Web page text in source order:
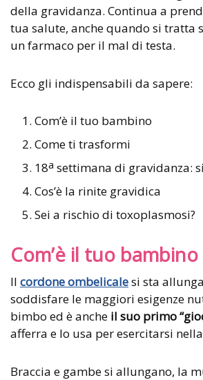
della gravidanza. Continua a
tua salute, anche quando si tratta
un farmaco per il mal di testa.
Ecco gli indispensabili da sapere:
Com’è il tuo bambino
Come ti trasformi
18a settimana di gravidanza:
Cos’è la rinite gravidica
Sei a rischio di toxoplasmosi?
Com’è il tuo bambino
Il cordone ombelicalesi sta
soddisfare le maggiori esigenze
bimbo ed è anche il suo primo
afferra e lo usa per esercitarsi
Braccia e gambe si allungano, la